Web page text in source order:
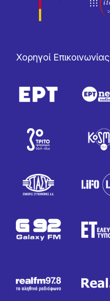
Χορηγοί Επικοινωνίας